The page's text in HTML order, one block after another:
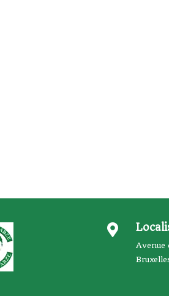

Avenue